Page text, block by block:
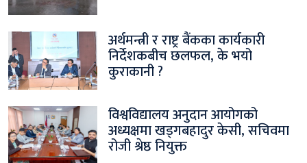
अर्थमन्त्री र राष्ट्र बैंकका कार्यकारी
निर्देशकबीच छलफल, के भयो
कुराकानी ?
विश्वविद्यालय अनुदान आयोगको
अध्यक्षमा खड्गबहादुर केसी, सचिवमा
रोजी श्रेष्ठ नियुक्त